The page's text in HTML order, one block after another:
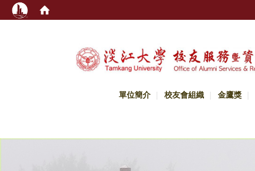
單位簡介 校友會組織 金鷹獎